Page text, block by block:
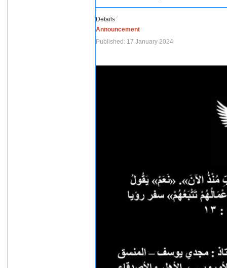
Details
Announcement
Published: 17 January 2024